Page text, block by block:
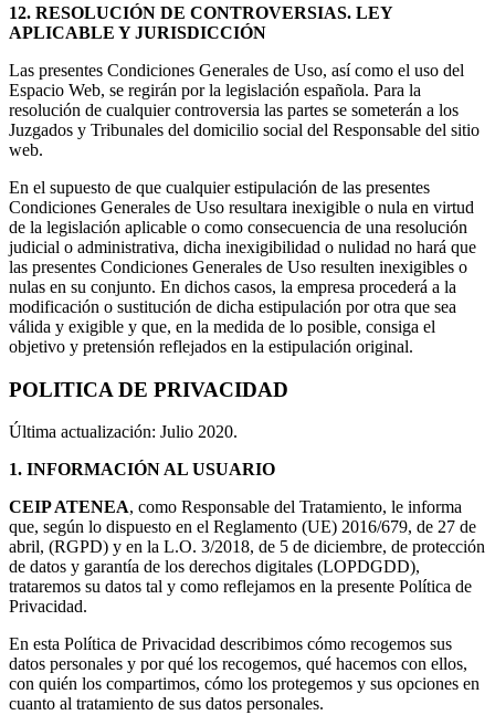
12. RESOLUCIÓN DE CONTROVERSIAS. LEY
APLICABLE Y JURISDICCIÓN
Las presentes Condiciones Generales de Uso, así como el uso del
Espacio Web, se regirán por la legislación española. Para la
resolución de cualquier controversia las partes se someterán a los
Juzgados y Tribunales del domicilio social del Responsable del sitio
web.
En el supuesto de que cualquier estipulación de las presentes
Condiciones Generales de Uso resultara inexigible o nula en virtud
de la legislación aplicable o como consecuencia de una resolución
judicial o administrativa, dicha inexigibilidad o nulidad no hará que
las presentes Condiciones Generales de Uso resulten inexigibles o
nulas en su conjunto. En dichos casos, la empresa procederá a la
modificación o sustitución de dicha estipulación por otra que sea
válida y exigible y que, en la medida de lo posible, consiga el
objetivo y pretensión reflejados en la estipulación original.
POLITICA DE PRIVACIDAD
Última actualización: Julio 2020.
1. INFORMACIÓN AL USUARIO
CEIP ATENEA, como Responsable del Tratamiento, le informa
que, según lo dispuesto en el Reglamento (UE) 2016/679, de 27 de
abril, (RGPD) y en la L.O. 3/2018, de 5 de diciembre, de protección
de datos y garantía de los derechos digitales (LOPDGDD),
trataremos su datos tal y como reflejamos en la presente Política de
Privacidad.
En esta Política de Privacidad describimos cómo recogemos sus
datos personales y por qué los recogemos, qué hacemos con ellos,
con quién los compartimos, cómo los protegemos y sus opciones en
cuanto al tratamiento de sus datos personales.